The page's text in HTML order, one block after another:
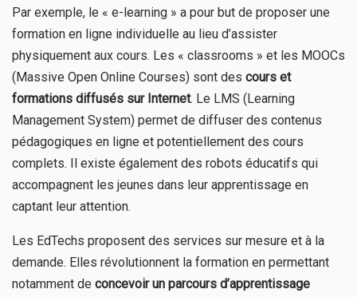
Par exemple, le « e-learning » a pour but de proposer une
formation en ligne individuelle au lieu d’assister
physiquement aux cours. Les « classrooms » et les MOOCs
(Massive Open Online Courses) sont des cours et
formations diffusés sur Internet. Le LMS (Learning
Management System) permet de diffuser des contenus
pédagogiques en ligne et potentiellement des cours
complets. Il existe également des robots éducatifs qui
accompagnent les jeunes dans leur apprentissage en
captant leur attention.
Les EdTechs proposent des services sur mesure et à la
demande. Elles révolutionnent la formation en permettant
notamment de concevoir un parcours d’apprentissage